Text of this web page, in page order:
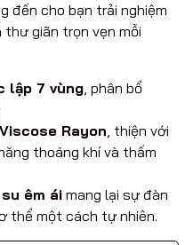
đến cho bạn trải nghiệm
giãn trọn vẹn mỗi
lập 7 vùng, phân bổ
Rayon, thiện với
thoáng khí và thấm
êm ái mang lại sự đàn
thể một cách tự nhiên.